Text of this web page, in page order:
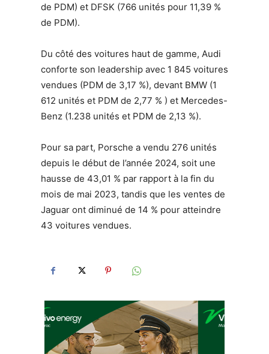
de PDM) et DFSK (766 unités pour 11,39 %
de PDM).
Du côté des voitures haut de gamme, Audi
conforte son leadership avec 1 845 voitures
vendues (PDM de 3,17 %), devant BMW (1
612 unités et PDM de 2,77 % ) et Mercedes-
Benz (1.238 unités et PDM de 2,13 %).
Pour sa part, Porsche a vendu 276 unités
depuis le début de l’année 2024, soit une
hausse de 43,01 % par rapport à la fin du
mois de mai 2023, tandis que les ventes de
Jaguar ont diminué de 14 % pour atteindre
43 voitures vendues.